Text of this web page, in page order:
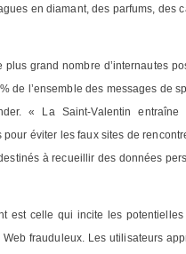
en diamant, des parfums, des
grand nombre d’internautes
de l’ensemble des messages de
« La Saint-Valentin entraîne
éviter les faux sites de
à recueillir des données
est celle qui incite les
frauduleux. Les utilisateurs